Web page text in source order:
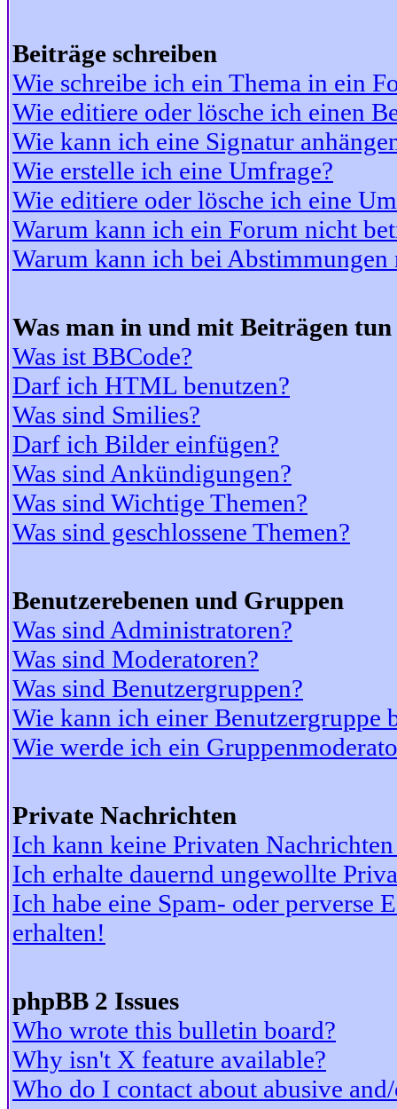
Beiträge schreiben
Wie schreibe ich ein Thema in ein
Wie editiere oder lösche ich einen
Wie kann ich eine Signatur
Wie erstelle ich eine Umfrage?
Wie editiere oder lösche ich eine
Warum kann ich ein Forum nicht
Warum kann ich bei
Was man in und mit Beiträgen
Was ist BBCode?
Darf ich HTML benutzen?
Was sind Smilies?
Darf ich Bilder einfügen?
Was sind Ankündigungen?
Was sind Wichtige Themen?
Was sind geschlossene Themen?
Benutzerebenen und Gruppen
Was sind Administratoren?
Was sind Moderatoren?
Was sind Benutzergruppen?
Wie kann ich einer Benutzergruppe
Wie werde ich ein
Private Nachrichten
Ich kann keine Privaten
Ich erhalte dauernd ungewollte
Ich habe eine Spam- oder perverse
erhalten!
phpBB 2 Issues
Who wrote this bulletin board?
Why isn't X feature available?
Who do I contact about abusive